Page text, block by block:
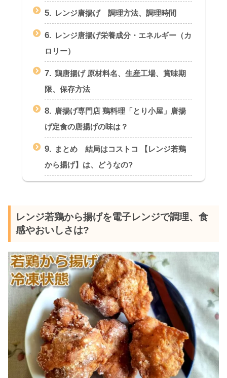
5. レンジ唐揚げ 調理方法、調理時間
6. レンジ唐揚げ栄養成分・エネルギー（カ
ロリー）
7. 鶏唐揚げ 原材料名、生産工場、賞味期
限、保存方法
8. 唐揚げ専門店 鶏料理「とり小屋」唐揚
げ定食の唐揚げの味は？
9. まとめ 結局はコストコ 【レンジ若鶏
から揚げ】は、どうなの?
レンジ若鶏から揚げを電子レンジで調理、食
感やおいしさは?